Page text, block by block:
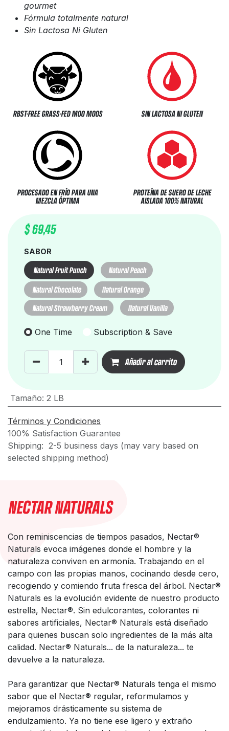
gourmet​
Fórmula totalmente natural
Sin Lactosa Ni Gluten
RBST-FREE GRASS-FED MOO MOOS SIN LACTOSA NI GLUTEN
PROCESADO EN FRÍO PARA UNA
MEZCLA ÓPTIMA
PROTEÍNA DE SUERO DE LECHE
AISLADA 100% NATURAL
$69,45
SABOR
Natural Fruit Punch
Natural Peach
Natural Chocolate
Natural Orange
Natural Strawberry Cream
Natural Vanilla
One Time Subscription & Save
Añadir al carrito
Tamaño: 2 LB
Términos y Condiciones
100% Satisfaction Guarantee
Shipping: 2-5 business days (may vary based on
selected shipping method)
NECTAR NATURALS
Con reminiscencias de tiempos pasados, Nectar®
Naturals evoca imágenes donde el hombre y la
naturaleza conviven en armonía. Trabajando en el
campo con las propias manos, cocinando desde cero,
recogiendo y comiendo fruta fresca del árbol. Nectar®
Naturals es la evolución evidente de nuestro producto
estrella, Nectar®. Sin edulcorantes, colorantes ni
sabores artificiales, Nectar® Naturals está diseñado
para quienes buscan solo ingredientes de la más alta
calidad. Nectar® Naturals... de la naturaleza... te
devuelve a la naturaleza.
Para garantizar que Nectar® Naturals tenga el mismo
sabor que el Nectar® regular, reformulamos y
mejoramos drásticamente su sistema de
endulzamiento. Ya no tiene ese ligero y extraño